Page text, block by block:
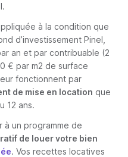
à la condition que
d’investissement Pinel,
an et par contribuable (2
€ par m2 de surface
fonctionnent par
de mise en location que
12 ans.
un programme de
de louer votre bien
. Vos recettes locatives